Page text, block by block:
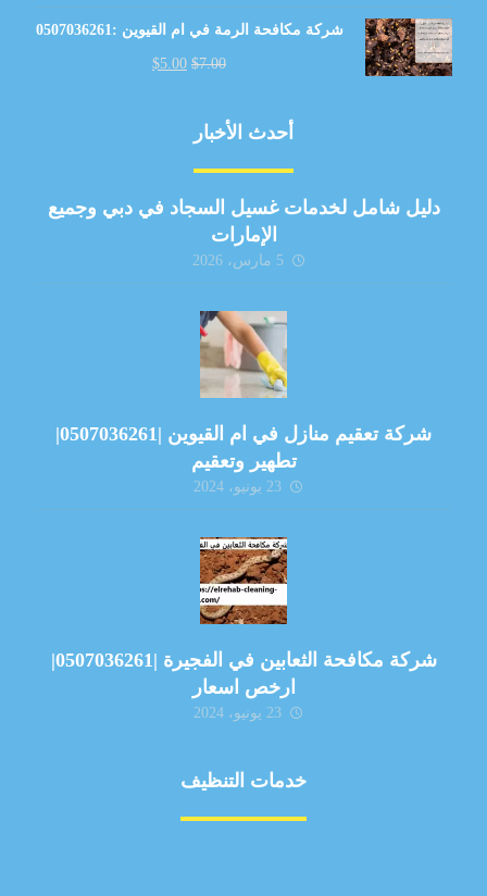
شركة مكافحة الرمة في ام القيوين :0507036261
$7.00
$5.00
أحدث الأخبار
دليل شامل لخدمات غسيل السجاد في دبي وجميع
الإمارات
5 مارس، 2026
شركة تعقيم منازل في ام القيوين |0507036261|
تطهير وتعقيم
23 يونيو، 2024
شركة مكافحة الثعابين في الفجيرة |0507036261|
ارخص اسعار
23 يونيو، 2024
خدمات التنظيف